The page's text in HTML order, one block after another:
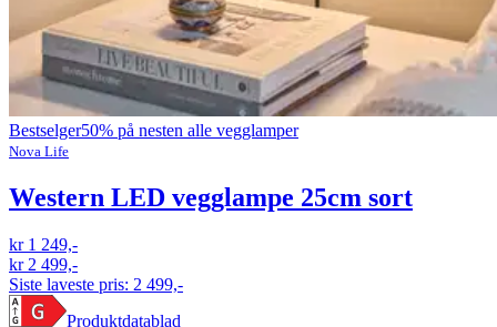
Bestselger50% på nesten alle vegglamper
Nova Life
Western LED vegglampe 25cm sort
kr 1 249,-
kr 2 499,-
Siste laveste pris: 2 499,-
Produktdatablad